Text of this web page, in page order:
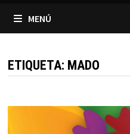
MENÚ
ETIQUETA: MADO